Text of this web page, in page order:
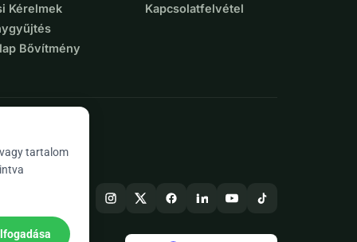
Kérelmek
Bővítmény
Kapcsolatfelvétel
tartalom